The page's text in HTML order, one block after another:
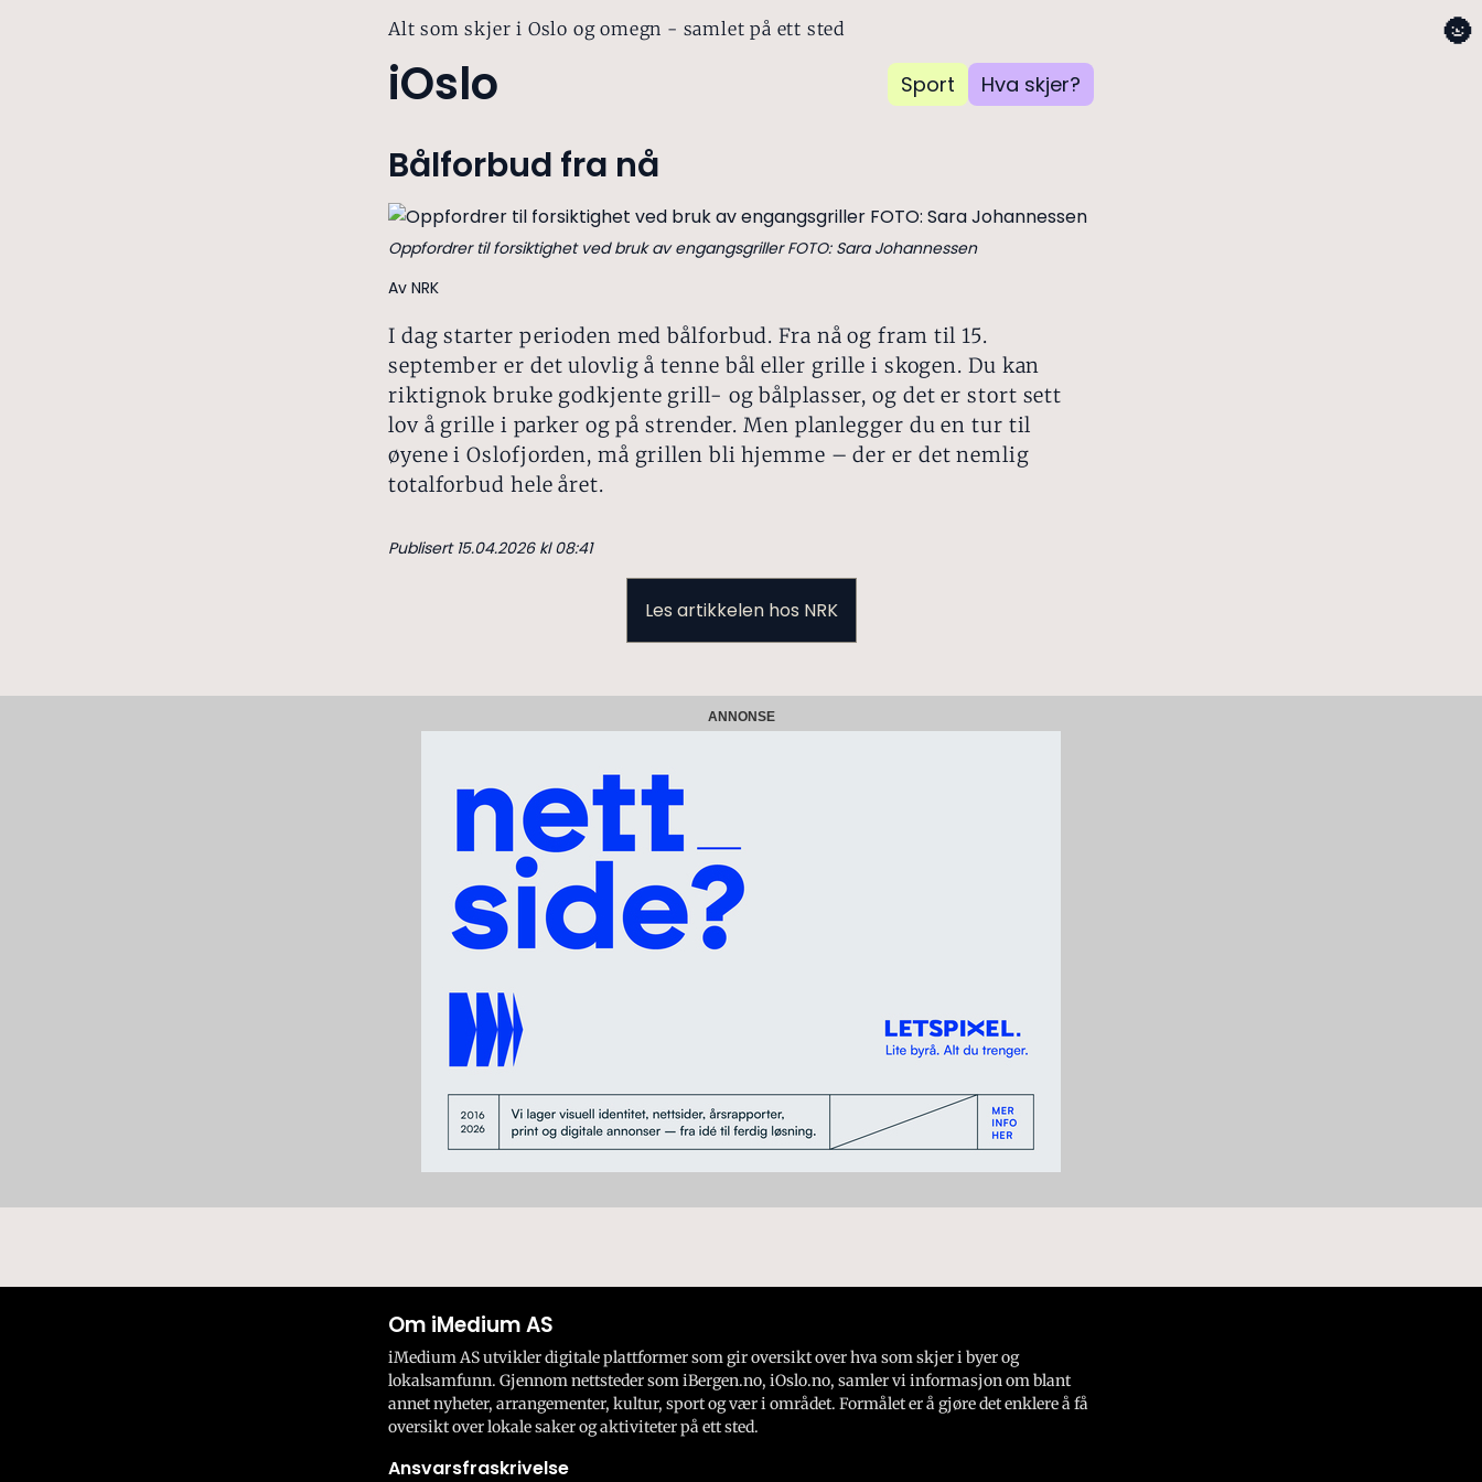
Alt som skjer i Oslo og omegn - samlet på ett sted
iOslo Sport Hva skjer?
🌚
Bålforbud fra nå
Oppfordrer til forsiktighet ved bruk av engangsgriller FOTO: Sara Johannessen
Av NRK
I dag starter perioden med bålforbud. Fra nå og fram til 15.
september er det ulovlig å tenne bål eller grille i skogen. Du kan
riktignok bruke godkjente grill- og bålplasser, og det er stort sett
lov å grille i parker og på strender. Men planlegger du en tur til
øyene i Oslofjorden, må grillen bli hjemme – der er det nemlig
totalforbud hele året.
Publisert 15.04.2026 kl 08:41
Les artikkelen hos NRK
ANNONSE
Om iMedium AS
iMedium AS utvikler digitale plattformer som gir oversikt over hva som skjer i byer og
lokalsamfunn. Gjennom nettsteder som iBergen.no, iOslo.no, samler vi informasjon om blant
annet nyheter, arrangementer, kultur, sport og vær i området. Formålet er å gjøre det enklere å få
oversikt over lokale saker og aktiviteter på ett sted.
Ansvarsfraskrivelse